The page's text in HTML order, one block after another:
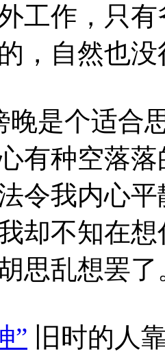
工作，只
，自然也
晚是个适合
有种空落
令我内心
却不知在
思乱想罢
”
旧时的人